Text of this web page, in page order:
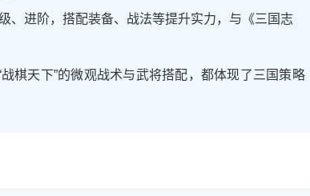
、进阶，搭配装备、战法等提升实力，与《三国志
棋天下”的微观战术与武将搭配，都体现了三国策略